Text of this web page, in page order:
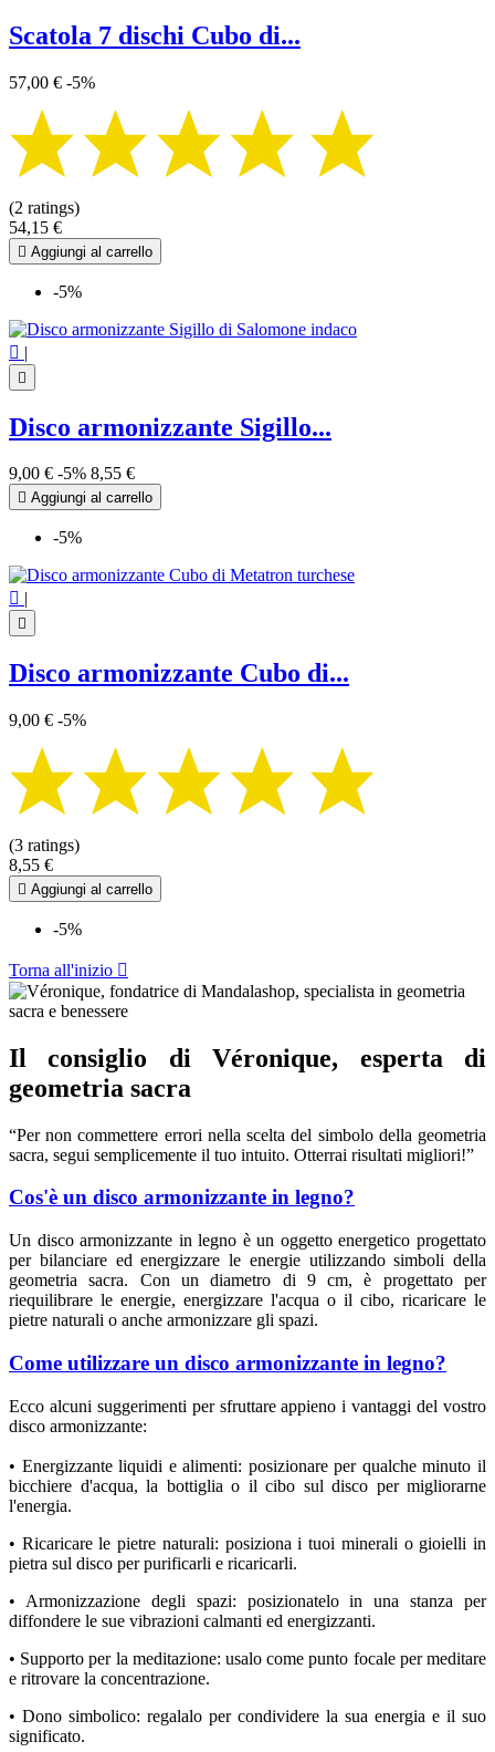
Scatola 7 dischi Cubo di...
57,00 € -5%
(2 ratings)
54,15 €
 Aggiungi al carrello
-5%
 |

Disco armonizzante Sigillo...
9,00 € -5% 8,55 €
 Aggiungi al carrello
-5%
 |

Disco armonizzante Cubo di...
9,00 € -5%
(3 ratings)
8,55 €
 Aggiungi al carrello
-5%
Torna all'inizio 
Il consiglio di Véronique, esperta di
geometria sacra
“Per non commettere errori nella scelta del simbolo della geometria
sacra, segui semplicemente il tuo intuito. Otterrai risultati migliori!”
Cos'è un disco armonizzante in legno?
Un disco armonizzante in legno è un oggetto energetico progettato
per bilanciare ed energizzare le energie utilizzando simboli della
geometria sacra. Con un diametro di 9 cm, è progettato per
riequilibrare le energie, energizzare l'acqua o il cibo, ricaricare le
pietre naturali o anche armonizzare gli spazi.
Come utilizzare un disco armonizzante in legno?
Ecco alcuni suggerimenti per sfruttare appieno i vantaggi del vostro
disco armonizzante:
• Energizzante liquidi e alimenti: posizionare per qualche minuto il
bicchiere d'acqua, la bottiglia o il cibo sul disco per migliorarne
l'energia.
• Ricaricare le pietre naturali: posiziona i tuoi minerali o gioielli in
pietra sul disco per purificarli e ricaricarli.
• Armonizzazione degli spazi: posizionatelo in una stanza per
diffondere le sue vibrazioni calmanti ed energizzanti.
• Supporto per la meditazione: usalo come punto focale per meditare
e ritrovare la concentrazione.
• Dono simbolico: regalalo per condividere la sua energia e il suo
significato.